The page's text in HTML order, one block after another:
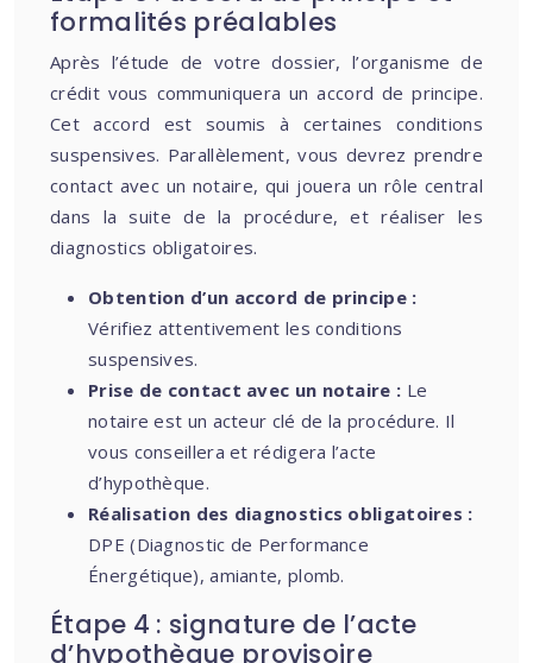
formalités préalables
Après l’étude de votre dossier, l’organisme de
crédit vous communiquera un accord de principe.
Cet accord est soumis à certaines conditions
suspensives. Parallèlement, vous devrez prendre
contact avec un notaire, qui jouera un rôle central
dans la suite de la procédure, et réaliser les
diagnostics obligatoires.
Obtention d’un accord de principe :
Vérifiez attentivement les conditions
suspensives.
Prise de contact avec un notaire : Le
notaire est un acteur clé de la procédure. Il
vous conseillera et rédigera l’acte
d’hypothèque.
Réalisation des diagnostics obligatoires :
DPE (Diagnostic de Performance
Énergétique), amiante, plomb.
Étape 4 : signature de l’acte
d’hypothèque provisoire